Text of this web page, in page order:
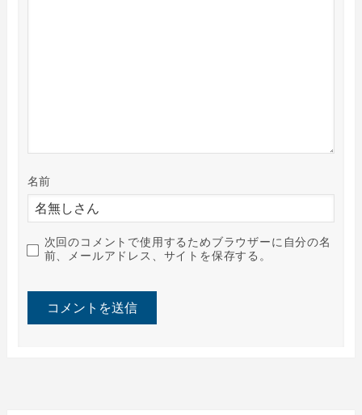
名前
次回のコメントで使用するためブラウザーに自分の名
前、メールアドレス、サイトを保存する。